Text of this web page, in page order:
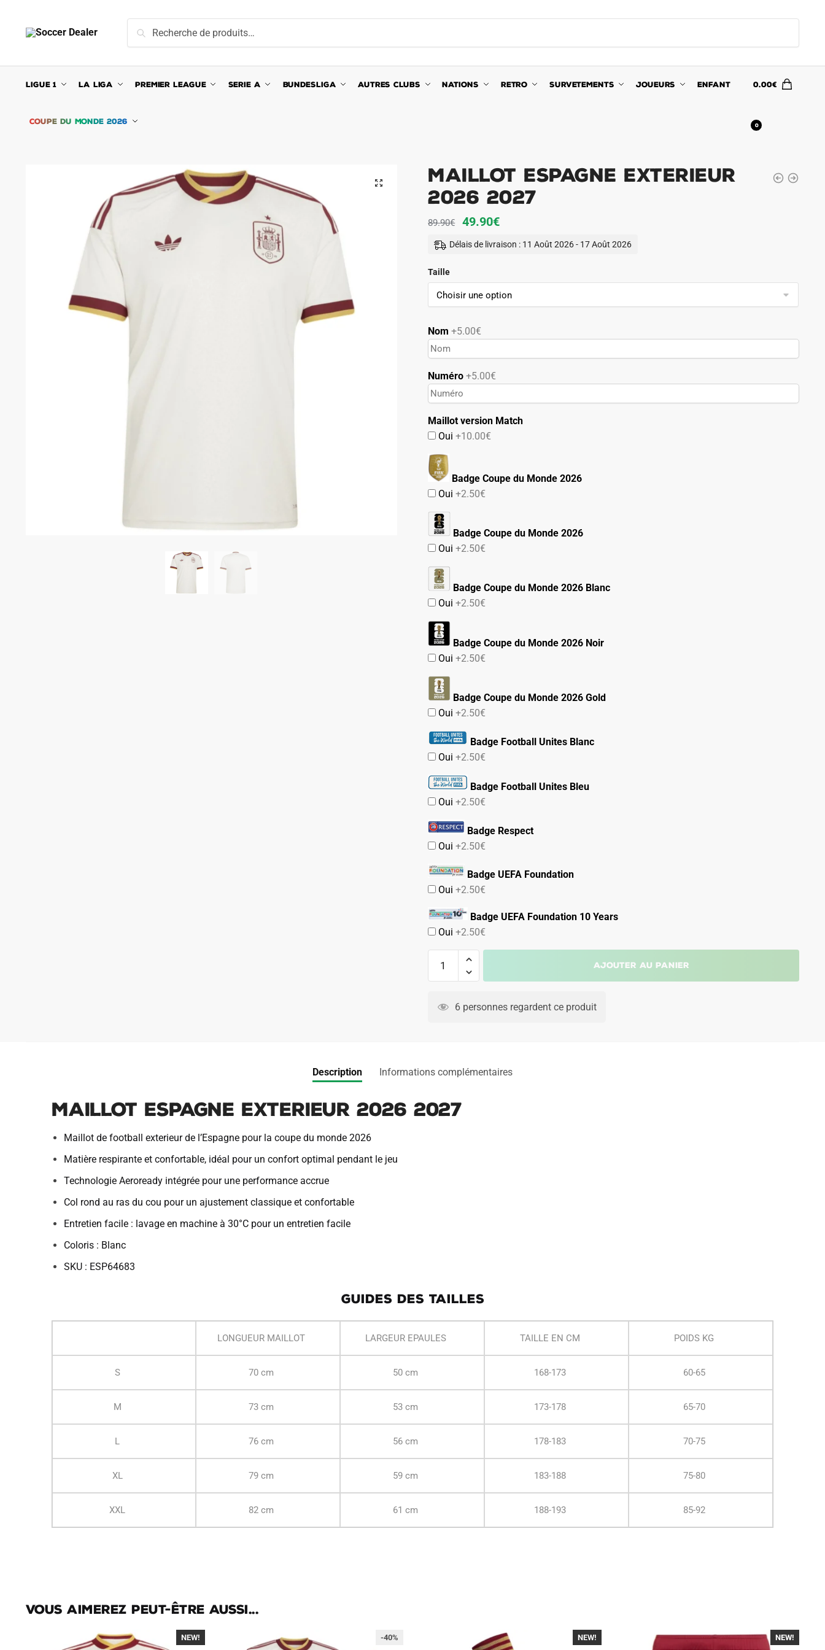
navigation
content
pour :
Recherche
LIGUE 1 LA LIGA PREMIER LEAGUE SERIE A BUNDESLIGA AUTRES CLUBS NATIONS RETRO SURVETEMENTS JOUEURS ENFANT
COUPE DU MONDE 2026
0.00€
0
🔍
Maillot Espagne Exterieur
2026 2027
89.90€
Le
prix
89.90€.
49.90€Le
prix
49.90€.
Délais de livraison : 11 Août 2026 - 17 Août 2026
Taille
Nom +5.00€
Numéro+5.00€
Maillot version Match
Oui+10.00€
Badge Coupe du Monde 2026
Oui+2.50€
Badge Coupe du Monde 2026
Oui+2.50€
Badge Coupe du Monde 2026 Blanc
Oui+2.50€
Badge Coupe du Monde 2026 Noir
Oui+2.50€
Badge Coupe du Monde 2026 Gold
Oui+2.50€
Badge Football Unites Blanc
Oui+2.50€
Badge Football Unites Bleu
Oui+2.50€
Badge Respect
Oui+2.50€
Badge UEFA Foundation
Oui+2.50€
Badge UEFA Foundation 10 Years
Oui+2.50€
Espagne
Ajouter au panier
i
6 personnes regardent ce produit
Description Informations complémentaires
Maillot Espagne Exterieur 2026 2027
Maillot de football exterieur de l’Espagne pour la coupe du monde 2026
Matière respirante et confortable, idéal pour un confort optimal pendant le jeu
Technologie Aeroready intégrée pour une performance accrue
Col rond au ras du cou pour un ajustement classique et confortable
Entretien facile : lavage en machine à 30°C pour un entretien facile
Coloris : Blanc
SKU : ESP64683
GUIDES DES TAILLES
LONGUEUR MAILLOT LARGEUR EPAULES TAILLE EN CM POIDS KG
S 70 cm 50 cm 168-173 60-65
M 73 cm 53 cm 173-178 65-70
L 76 cm 56 cm 178-183 70-75
XL 79 cm 59 cm 183-188 75-80
XXL 82 cm 61 cm 188-193 85-92
Vous aimerez peut-être aussi...
-40%
NEW! -40% -30%
NEW! NEW!